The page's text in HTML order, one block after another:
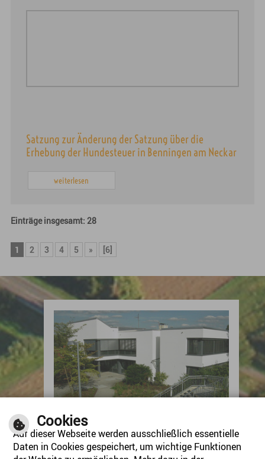
Satzung zur Änderung der Satzung über die
Erhebung der Hundesteuer in Benningen am Neckar
weiterlesen
Einträge insgesamt: 28
1 2 3 4 5 » [6]
Kontakt
Gemeinde Benningen am Neckar
Studionstraße 10
71726 Benningen am Neckar
Cookies
Auf dieser Webseite werden ausschließlich essentielle
Daten in Cookies gespeichert, um wichtige Funktionen